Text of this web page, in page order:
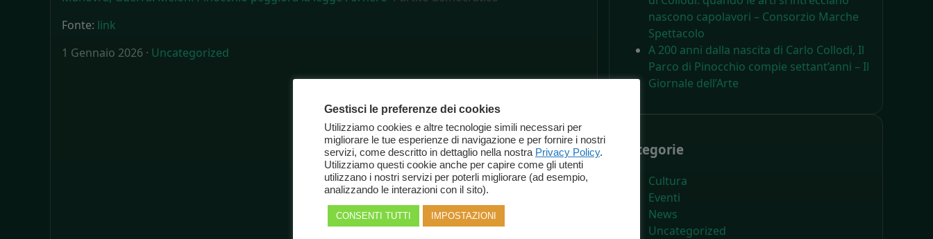
Fonte: link
1 Gennaio 2026 · Uncategorized
nascono capolavori – Consorzio Marche
Spettacolo
A 200 anni dalla nascita di Carlo Collodi, Il
Parco di Pinocchio compie settant’anni – Il
Giornale dell’Arte
Categorie
Cultura
Eventi
News
Uncategorized
Gestisci le preferenze dei cookies
Utilizziamo cookies e altre tecnologie simili necessari per
migliorare le tue esperienze di navigazione e per fornire i nostri
servizi, come descritto in dettaglio nella nostra Privacy Policy.
Utilizziamo questi cookie anche per capire come gli utenti
utilizzano i nostri servizi per poterli migliorare (ad esempio,
analizzando le interazioni con il sito).
CONSENTI TUTTI IMPOSTAZIONI